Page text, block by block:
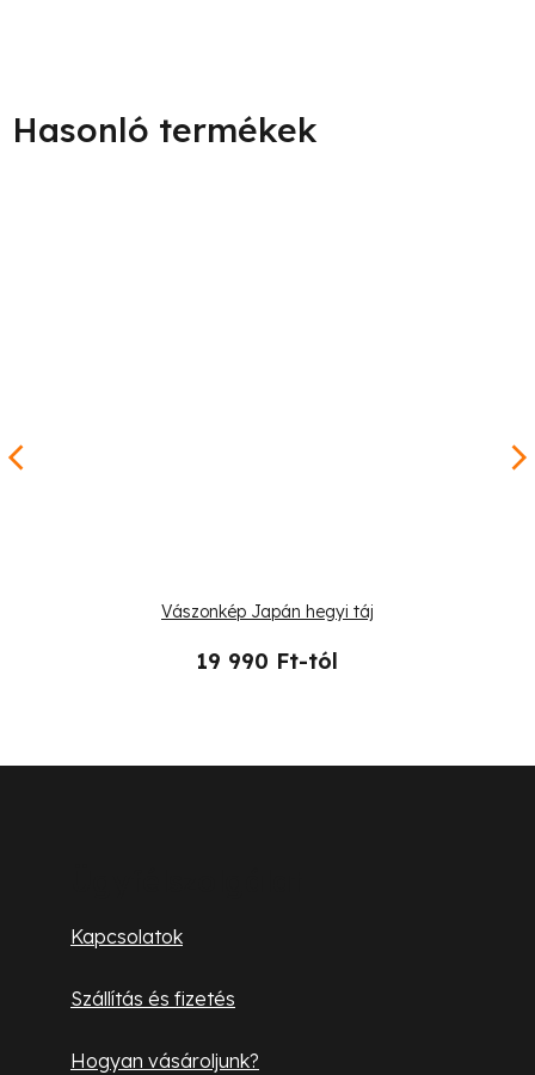
Vászonkép Japán hegyi táj
19 990 Ft-tól
Kapcsolatok
Szállítás és fizetés
Hogyan vásároljunk?